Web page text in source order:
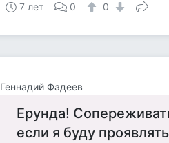
7 лет 0 0
Геннадий Фадеев
Ерунда!
если я буду